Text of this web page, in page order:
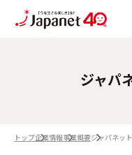
ジャパ
トップ企業情報事業概要ジャパネッ